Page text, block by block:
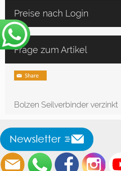
Preise nach Login
Frage zum Artikel
Bolzen Seilverbinder verzinkt